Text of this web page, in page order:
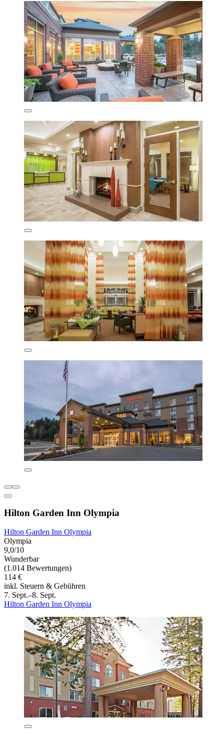
Hilton Garden Inn Olympia
Hilton Garden Inn Olympia
Olympia
9,0/10
Wunderbar
(1.014 Bewertungen)
114 €
inkl. Steuern & Gebühren
7. Sept.–8. Sept.
Hilton Garden Inn Olympia